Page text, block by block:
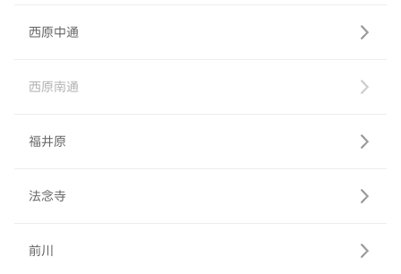
西原中通
西原南通
福井原
法念寺
前川